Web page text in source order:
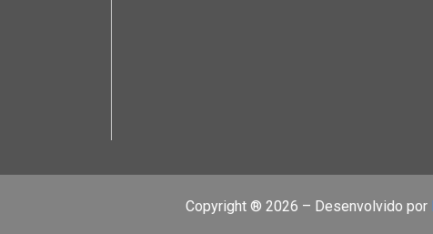
Copyright ® 2026 – Desenvolvido por